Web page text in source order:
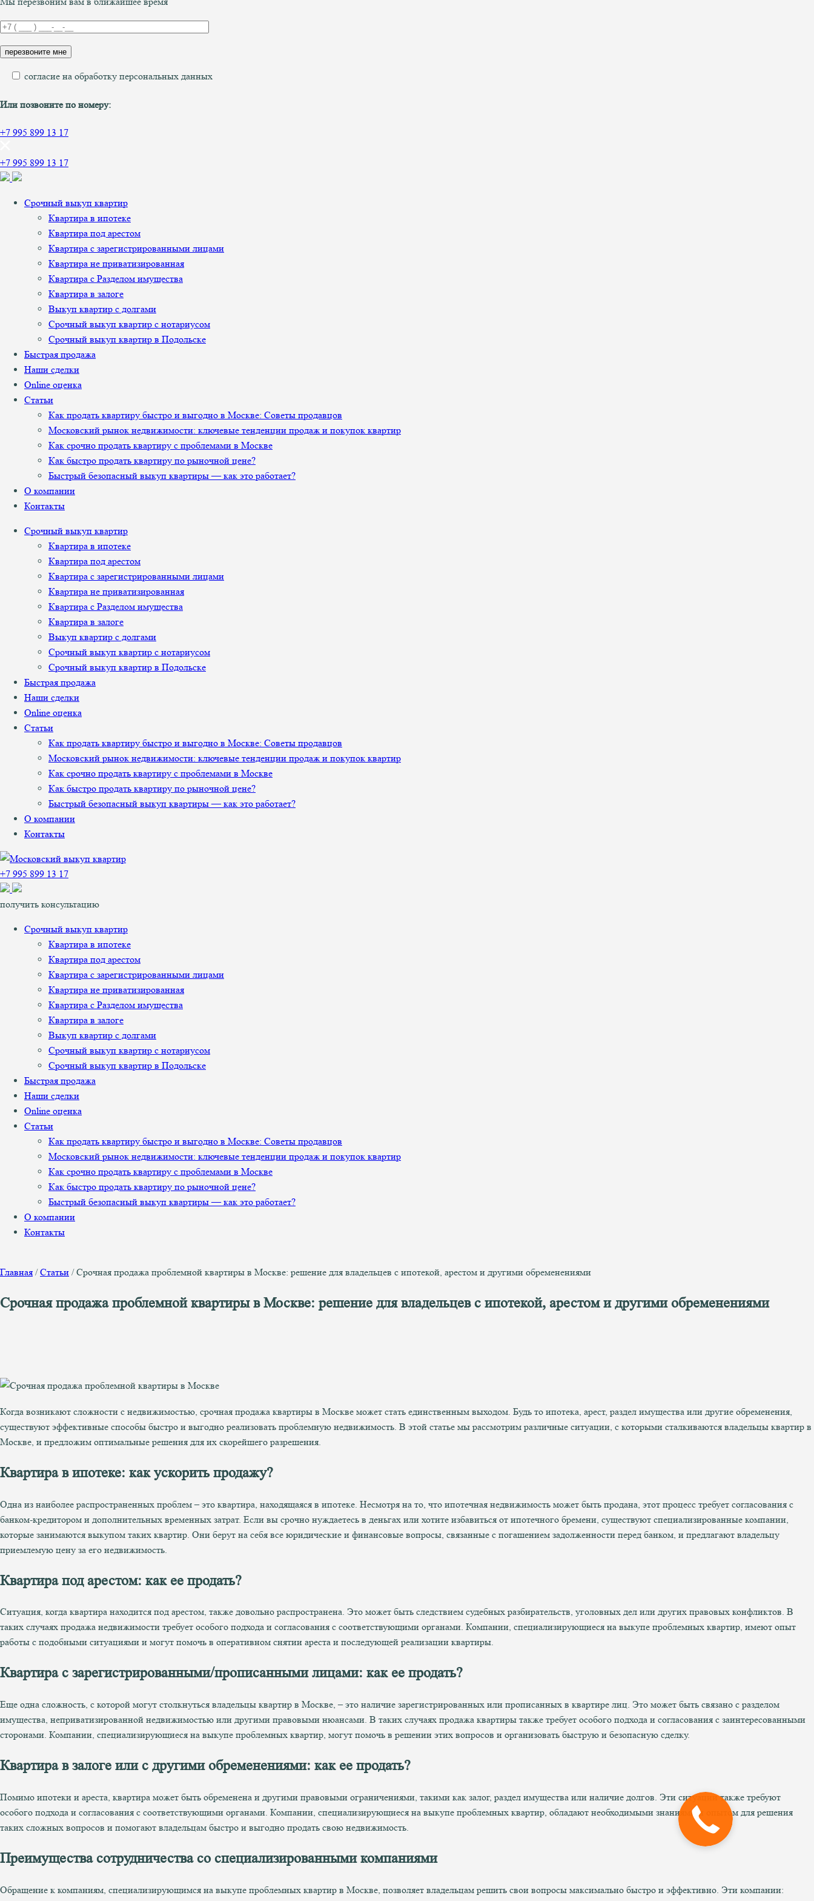
согласие на обработку персональных данных
Или позвоните по номеру:
+7 995 899 13 17
+7 995 899 13 17
Срочный выкуп квартир
Квартира в ипотеке
Квартира под арестом
Квартира с зарегистрированными лицами
Квартира не приватизированная
Квартира с Разделом имущества
Квартира в залоге
Выкуп квартир с долгами
Срочный выкуп квартир с нотариусом
Срочный выкуп квартир в Подольске
Быстрая продажа
Наши сделки
Online оценка
Статьи
Как продать квартиру быстро и выгодно в Москве: Советы продавцов
Московский рынок недвижимости: ключевые тенденции продаж и покупок квартир
Как срочно продать квартиру с проблемами в Москве
Как быстро продать квартиру по рыночной цене?
Быстрый безопасный выкуп квартиры — как это работает?
О компании
Контакты
Срочный выкуп квартир
Квартира в ипотеке
Квартира под арестом
Квартира с зарегистрированными лицами
Квартира не приватизированная
Квартира с Разделом имущества
Квартира в залоге
Выкуп квартир с долгами
Срочный выкуп квартир с нотариусом
Срочный выкуп квартир в Подольске
Быстрая продажа
Наши сделки
Online оценка
Статьи
Как продать квартиру быстро и выгодно в Москве: Советы продавцов
Московский рынок недвижимости: ключевые тенденции продаж и покупок квартир
Как срочно продать квартиру с проблемами в Москве
Как быстро продать квартиру по рыночной цене?
Быстрый безопасный выкуп квартиры — как это работает?
О компании
Контакты
+7 995 899 13 17
получить консультацию
Срочный выкуп квартир
Квартира в ипотеке
Квартира под арестом
Квартира с зарегистрированными лицами
Квартира не приватизированная
Квартира с Разделом имущества
Квартира в залоге
Выкуп квартир с долгами
Срочный выкуп квартир с нотариусом
Срочный выкуп квартир в Подольске
Быстрая продажа
Наши сделки
Online оценка
Статьи
Как продать квартиру быстро и выгодно в Москве: Советы продавцов
Московский рынок недвижимости: ключевые тенденции продаж и покупок квартир
Как срочно продать квартиру с проблемами в Москве
Как быстро продать квартиру по рыночной цене?
Быстрый безопасный выкуп квартиры — как это работает?
О компании
Контакты
Главная /Статьи /Срочная продажа проблемной квартиры в Москве: решение для владельцев с ипотекой, арестом и другими обременениями
Срочная продажа проблемной квартиры в Москве: решение для владельцев с ипотекой, арестом и другими обременениями
Когда возникают сложности с недвижимостью, срочная продажа квартиры в Москве может стать единственным выходом. Будь то ипотека, арест, раздел имущества или другие обременения,
существуют эффективные способы быстро и выгодно реализовать проблемную недвижимость. В этой статье мы рассмотрим различные ситуации, с которыми сталкиваются владельцы квартир в
Москве, и предложим оптимальные решения для их скорейшего разрешения.
Квартира в ипотеке: как ускорить продажу?
Одна из наиболее распространенных проблем – это квартира, находящаяся в ипотеке. Несмотря на то, что ипотечная недвижимость может быть продана, этот процесс требует согласования с
банком-кредитором и дополнительных временных затрат. Если вы срочно нуждаетесь в деньгах или хотите избавиться от ипотечного бремени, существуют специализированные компании,
которые занимаются выкупом таких квартир. Они берут на себя все юридические и финансовые вопросы, связанные с погашением задолженности перед банком, и предлагают владельцу
приемлемую цену за его недвижимость.
Квартира под арестом: как ее продать?
Ситуация, когда квартира находится под арестом, также довольно распространена. Это может быть следствием судебных разбирательств, уголовных дел или других правовых конфликтов. В
таких случаях продажа недвижимости требует особого подхода и согласования с соответствующими органами. Компании, специализирующиеся на выкупе проблемных квартир, имеют опыт
работы с подобными ситуациями и могут помочь в оперативном снятии ареста и последующей реализации квартиры.
Квартира с зарегистрированными/прописанными лицами: как ее продать?
Еще одна сложность, с которой могут столкнуться владельцы квартир в Москве, – это наличие зарегистрированных или прописанных в квартире лиц. Это может быть связано с разделом
имущества, неприватизированной недвижимостью или другими правовыми нюансами. В таких случаях продажа квартиры также требует особого подхода и согласования с заинтересованными
сторонами. Компании, специализирующиеся на выкупе проблемных квартир, могут помочь в решении этих вопросов и организовать быструю и безопасную сделку.
Квартира в залоге или с другими обременениями: как ее продать?
Помимо ипотеки и ареста, квартира может быть обременена и другими правовыми ограничениями, такими как залог, раздел имущества или наличие долгов. Эти ситуации также требуют
особого подхода и согласования с соответствующими органами. Компании, специализирующиеся на выкупе проблемных квартир, обладают необходимыми знаниями и опытом для решения
таких сложных вопросов и помогают владельцам быстро и выгодно продать свою недвижимость.
Преимущества сотрудничества со специализированными компаниями
Обращение к компаниям, специализирующимся на выкупе проблемных квартир в Москве, позволяет владельцам решить свои вопросы максимально быстро и эффективно. Эти компании: